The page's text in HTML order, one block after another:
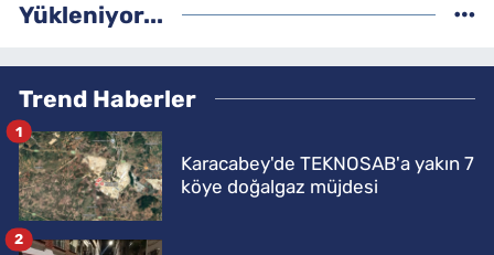
Yükleniyor...
Trend Haberler
Karacabey'de TEKNOSAB'a yakın 7
köye doğalgaz müjdesi
1
2